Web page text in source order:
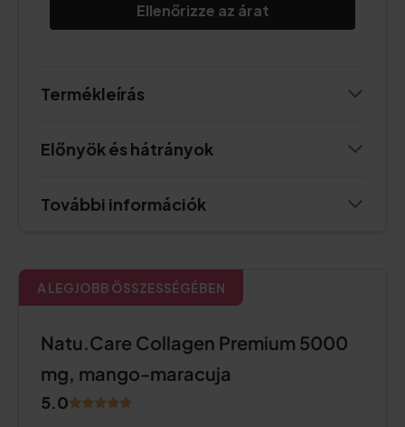
Ellenőrizze az árat
Termékleírás
Előnyök és hátrányok
További információk
A LEGJOBB ÖSSZESSÉGÉBEN
Natu.Care Collagen Premium 5000
mg, mango-maracuja
5.0